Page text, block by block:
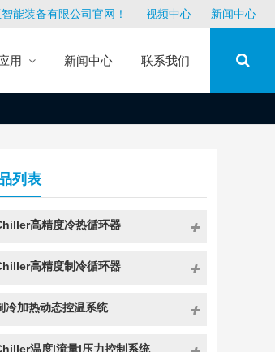
能装备有限公司官网！ 视频中心 新闻中心
用 新闻中心 联系我们
列表
高精度冷热循环器
高精度制冷循环器
冷加热动态控温系统
温度|流量|压力控制系统